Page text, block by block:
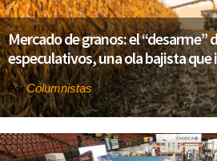
Mercado de granos: el “desarme”
especulativos, una ola bajista
PorColumnistas